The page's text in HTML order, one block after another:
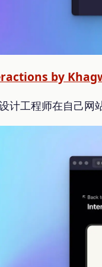
by
计工程师在自己网